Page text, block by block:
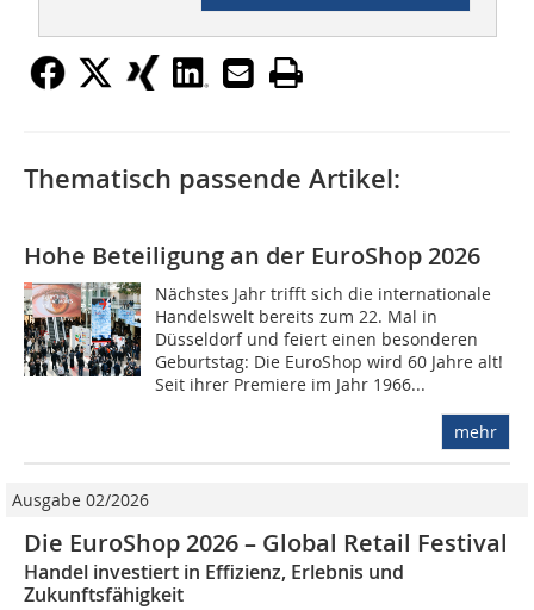
Thematisch passende Artikel:
Hohe Beteiligung an der EuroShop 2026
Nächstes Jahr trifft sich die internationale
Handelswelt bereits zum 22. Mal in
Düsseldorf und feiert einen besonderen
Geburtstag: Die EuroShop wird 60 Jahre alt!
Seit ihrer Premiere im Jahr 1966...
mehr
Ausgabe 02/2026
Die EuroShop 2026 – Global Retail Festival
Handel investiert in Effizienz, Erlebnis und
Zukunftsfähigkeit